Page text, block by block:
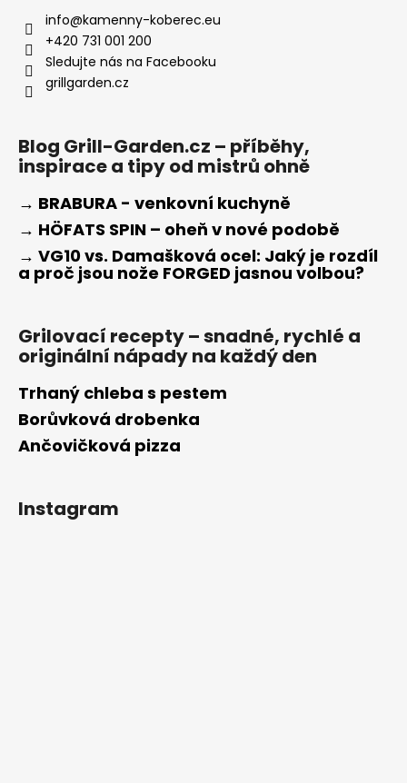
info@kamenny-koberec.eu
+420 731 001 200
Sledujte nás na Facebooku
grillgarden.cz
Blog Grill-Garden.cz – příběhy,
inspirace a tipy od mistrů ohně
→ BRABURA - venkovní kuchyně
→ HÖFATS SPIN – oheň v nové podobě
→ VG10 vs. Damašková ocel: Jaký je rozdíl
a proč jsou nože FORGED jasnou volbou?
Grilovací recepty – snadné, rychlé a
originální nápady na každý den
Trhaný chleba s pestem
Borůvková drobenka
Ančovičková pizza
Instagram